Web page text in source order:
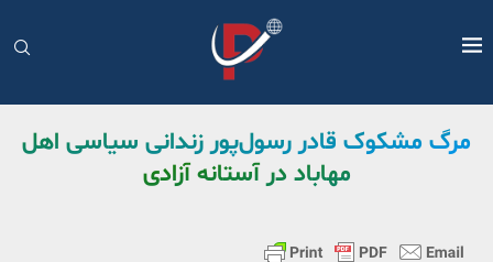
مرگ مشکوک قادر رسول‌پور زندانی سیاسی اهل
مهاباد در آستانه آزادی